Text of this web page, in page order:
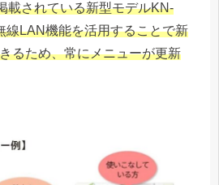
載されている新型モデルKN-
線LAN機能を活用することで新
るため、常にメニューが更新